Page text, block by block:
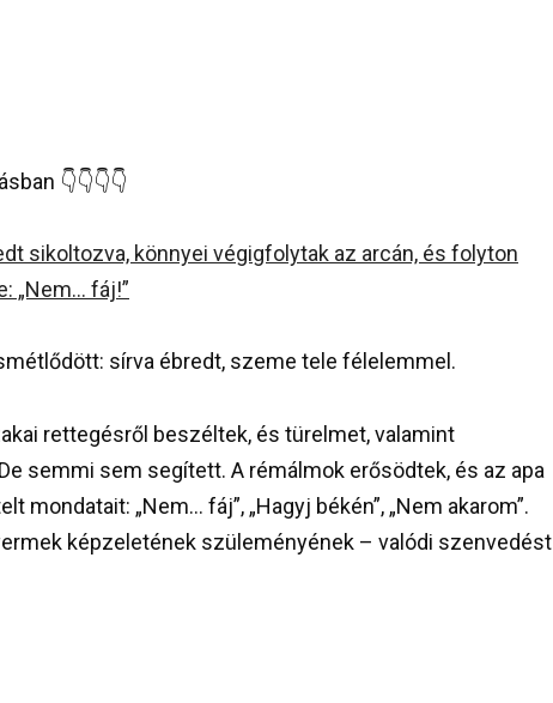
👇👇👇👇
sírva ébredt, szeme tele félelemmel.
rettegésről beszéltek, és türelmet, valamint
semmi sem segített. A rémálmok erősödtek, és az apa
mondatait: „Nem… fáj”, „Hagyj békén”, „Nem akarom”.
képzeletének szüleményének – valódi szenvedést